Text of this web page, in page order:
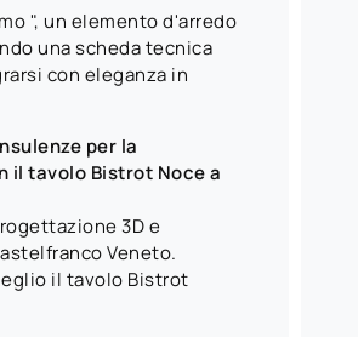
", un elemento d'arredo
una scheda tecnica
con eleganza in
per la
il tavolo Bistrot Noce a
3D e
Veneto.
il tavolo Bistrot